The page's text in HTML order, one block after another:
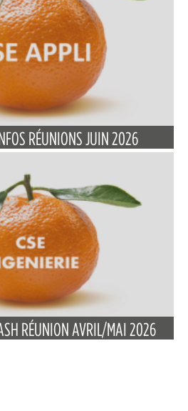
RÉUNIONS JUIN 2026
RÉUNION AVRIL/MAI 2026